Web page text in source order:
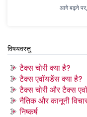
आगे बढ़ने
विषयवस्तु
टैक्स चोरी क्या है?
टैक्स एवॉयडेंस क्या है?
टैक्स चोरी और टैक्स
नैतिक और कानूनी
निष्कर्ष